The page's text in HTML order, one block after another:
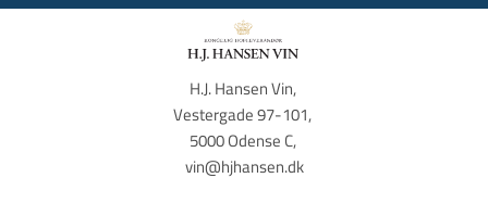
H.J. Hansen Vin,
Vestergade 97-101,
5000 Odense C,
vin@hjhansen.dk